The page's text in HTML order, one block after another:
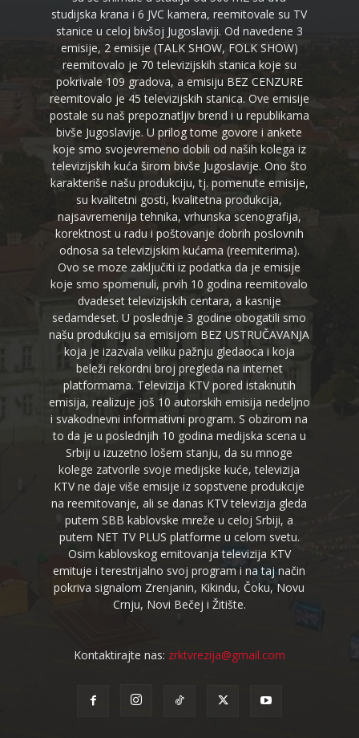
studijska krana i 6 JVC kamera, reemitovale su TV
stanice u celoj bivšoj Jugoslaviji. Od navedene 3
emisije, 2 emisije (TALK SHOW, FOLK SHOW)
reemitovalo je 70 televizijskih stanica koje su
pokrivale 109 gradova, a emisiju BEZ CENZURE
reemitovalo je 45 televizijskih stanica. Ove emisije
postale su naš prepoznatljiv brend i u republikama
bivše Jugoslavije. U prilog tome govore i ankete
koje smo svojevremeno dobili od naših kolega iz
televizijskih kuća širom bivše Jugoslavije. Ono što
karakteriše našu produkciju, tj. pomenute emisije,
su kvalitetni gosti, kvalitetna produkcija,
najsavremenija tehnika, vrhunska scenografija,
korektnost u radu i poštovanje dobrih poslovnih
odnosa sa televizijskim kućama (reemiterima).
Ovo se moze zaključiti iz podatka da je emisije
koje smo spomenuli, prvih 10 godina reemitovalo
dvadeset televizijskih centara, a kasnije
sedamdeset. U poslednje 3 godine obogatili smo
našu produkciju sa emisijom BEZ USTRUČAVANJA
koja je izazvala veliku pažnju gledaoca i koja
beleži rekordni broj pregleda na internet
platformama. Televizija KTV pored istaknutih
emisija, realizuje još 10 autorskih emisija nedeljno
i svakodnevni informativni program. S obzirom na
to da je u poslednjih 10 godina medijska scena u
Srbiji u izuzetno lošem stanju, da su mnoge
kolege zatvorile svoje medijske kuće, televizija
KTV ne daje više emisije iz sopstvene produkcije
na reemitovanje, ali se danas KTV televizija gleda
putem SBB kablovske mreže u celoj Srbiji, a
putem NET TV PLUS platforme u celom svetu.
Osim kablovskog emitovanja televizija KTV
emituje i terestrijalno svoj program i na taj način
pokriva signalom Zrenjanin, Kikindu, Čoku, Novu
Crnju, Novi Bečej i Žitište.
Kontaktirajte nas: zrktvrezija@gmail.com